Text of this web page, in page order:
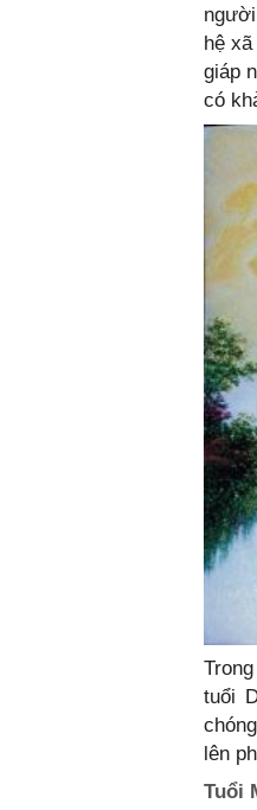
hệ
giáp
có
tuổi
lên
Tuổi